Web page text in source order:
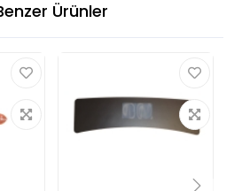
Ürünler